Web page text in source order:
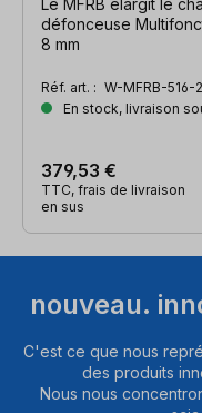
Le MFRB élargit le
défonceuse Multifonctionnelle | Extensible | Guides de
8 mm
Réf. art. : W-MFRB-516-
En stock, livraison
379,53 €
TTC, frais de livraison
en sus
nouveau.
C'est ce que nous
des produits
Nous nous